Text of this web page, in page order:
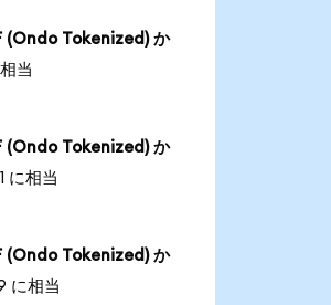
Tokenized) か
当
Tokenized) か
に相当
Tokenized) か
に相当